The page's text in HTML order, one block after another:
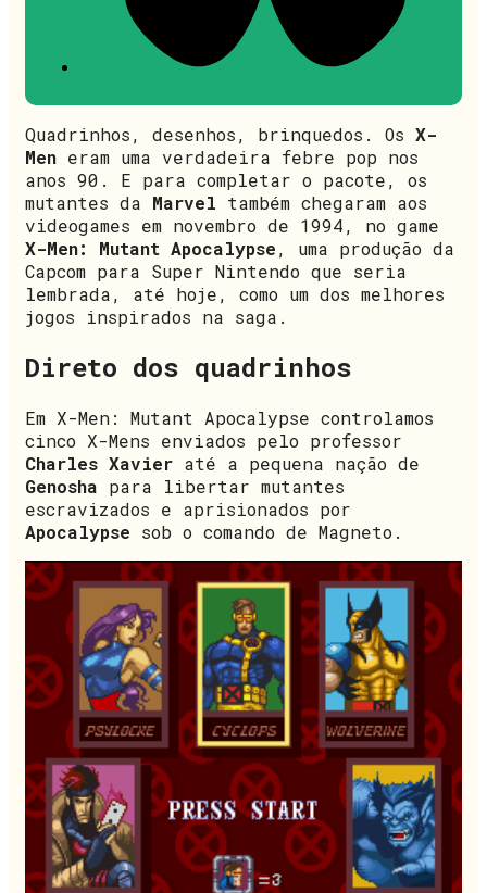
Quadrinhos, desenhos, brinquedos. Os X-
Men eram uma verdadeira febre pop nos
anos 90. E para completar o pacote, os
mutantes da Marvel também chegaram aos
videogames em novembro de 1994, no game
X-Men: Mutant Apocalypse, uma produção da
Capcom para Super Nintendo que seria
lembrada, até hoje, como um dos melhores
jogos inspirados na saga.
Direto dos quadrinhos
Em X-Men: Mutant Apocalypse controlamos
cinco X-Mens enviados pelo professor
Charles Xavier até a pequena nação de
Genosha para libertar mutantes
escravizados e aprisionados por
Apocalypse sob o comando de Magneto.